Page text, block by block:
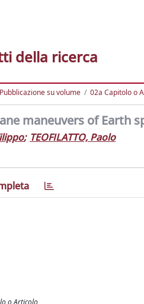
della ricerca
su volume 02a Capitolo o
maneuvers of Earth
; TEOFILATTO, Paolo
o Articolo